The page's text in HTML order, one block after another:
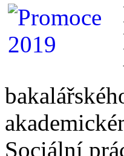
Sociální